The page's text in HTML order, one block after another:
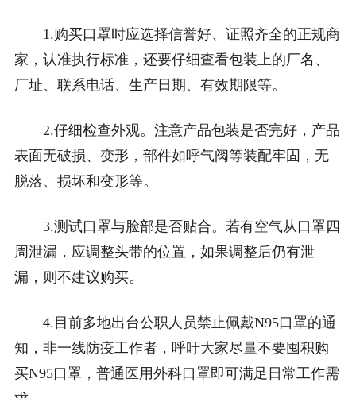
1.购买口罩时应选择信誉好、证照齐全的正规商
家，认准执行标准，还要仔细查看包装上的厂名、
厂址、联系电话、生产日期、有效期限等。
2.仔细检查外观。注意产品包装是否完好，产品
表面无破损、变形，部件如呼气阀等装配牢固，无
脱落、损坏和变形等。
3.测试口罩与脸部是否贴合。若有空气从口罩四
周泄漏，应调整头带的位置，如果调整后仍有泄
漏，则不建议购买。
4.目前多地出台公职人员禁止佩戴N95口罩的通
知，非一线防疫工作者，呼吁大家尽量不要囤积购
买N95口罩，普通医用外科口罩即可满足日常工作需